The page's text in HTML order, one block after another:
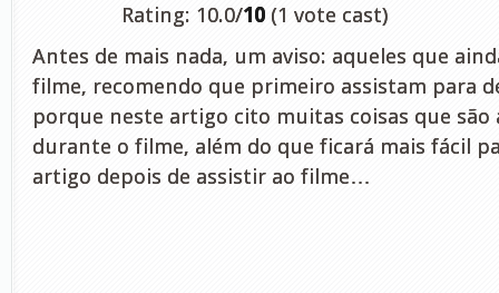
Rating: 10.0/10 (1 vote cast)
Antes de mais nada, um aviso: aqueles que
filme, recomendo que primeiro assistam para
porque neste artigo cito muitas coisas que são
durante o filme, além do que ficará mais fácil
artigo depois de assistir ao filme…